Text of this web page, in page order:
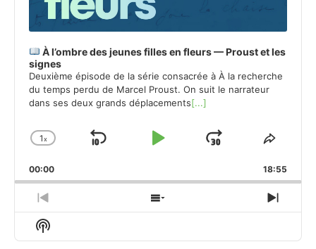
À l’ombre des jeunes filles en fleurs — Proust et les
signes
Deuxième épisode de la série consacrée à À la recherche
du temps perdu de Marcel Proust. On suit le narrateur
dans ses deux grands déplacements[...]
Change
Rate
1x
Skip
Play
Jump
Forward
Share
00:00 18:55
Previous
Episode
Show
Episodes
Next
Show
Podcast